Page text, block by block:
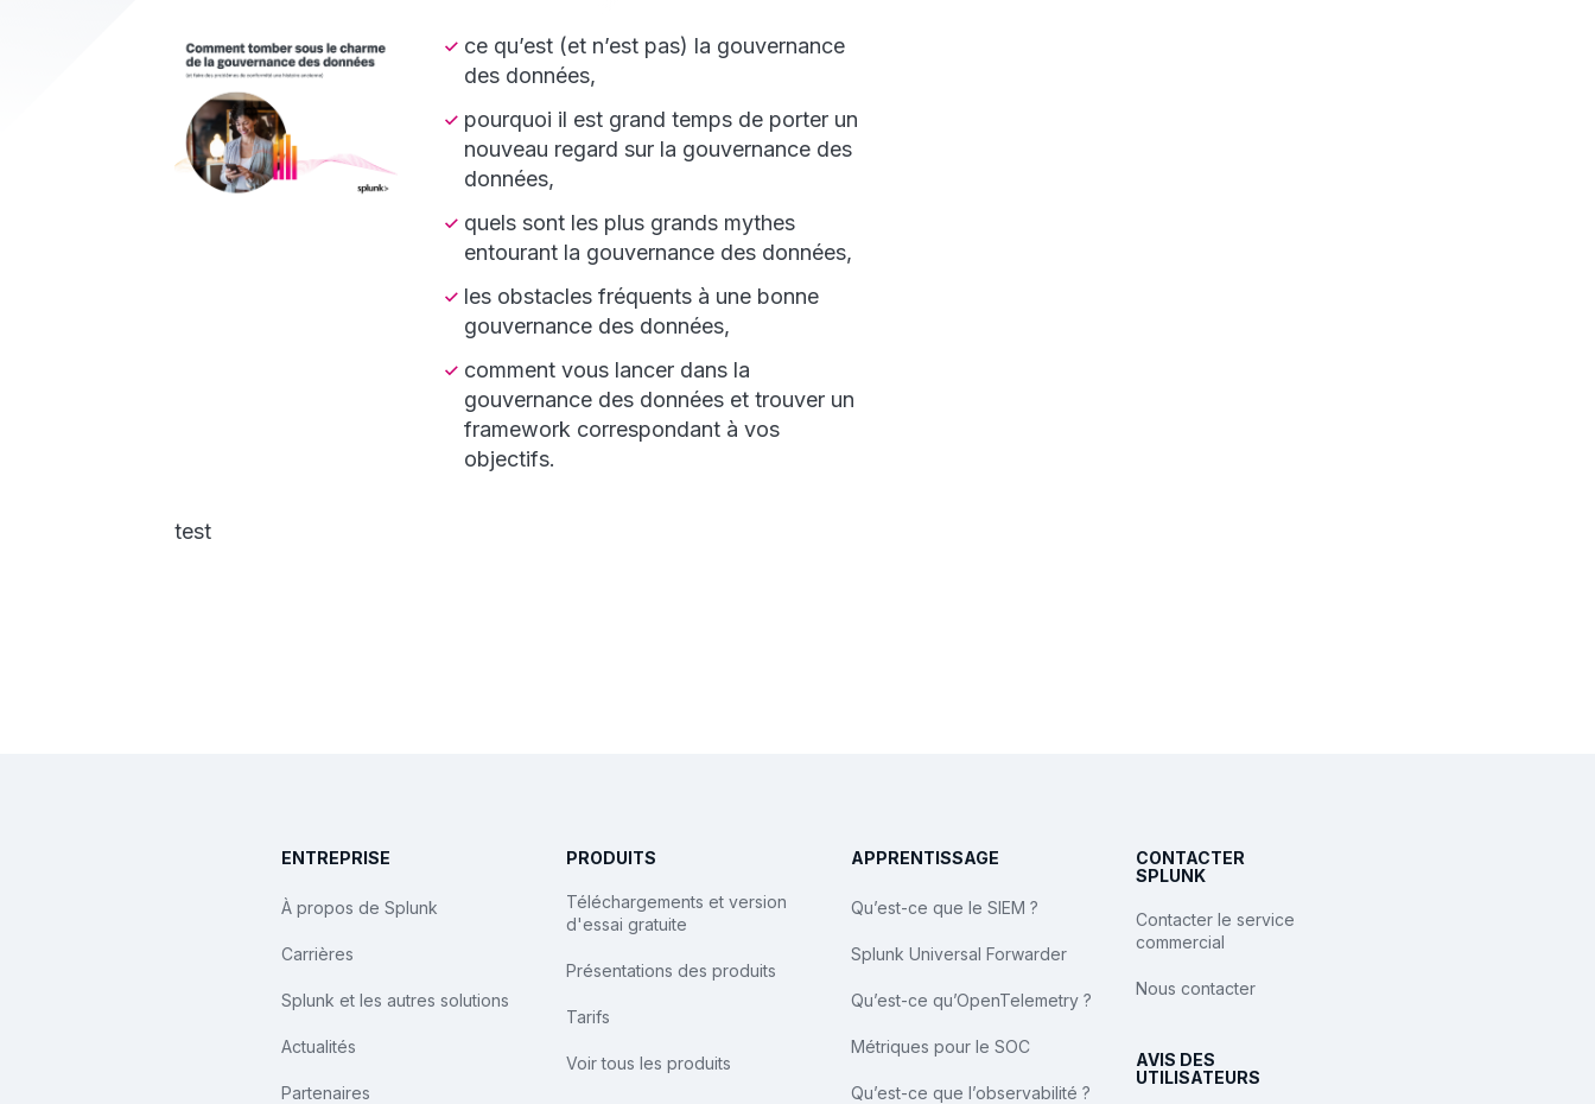
ce qu’est (et n’est pas) la gouvernance
des données,
pourquoi il est grand temps de porter un
nouveau regard sur la gouvernance des
données,
quels sont les plus grands mythes
entourant la gouvernance des données,
les obstacles fréquents à une bonne
gouvernance des données,
comment vous lancer dans la
gouvernance des données et trouver un
framework correspondant à vos
objectifs.
test
ENTREPRISE
À propos de Splunk
Carrières
Splunk et les autres solutions
Actualités
Partenaires
PRODUITS
Téléchargements et version
d'essai gratuite
Présentations des produits
Tarifs
Voir tous les produits
APPRENTISSAGE
Qu’est-ce que le SIEM ?
Splunk Universal Forwarder
Qu’est-ce qu’OpenTelemetry ?
Métriques pour le SOC
Qu’est-ce que l’observabilité ?
CONTACTER
SPLUNK
Contacter le service
commercial
Nous contacter
AVIS DES
UTILISATEURS